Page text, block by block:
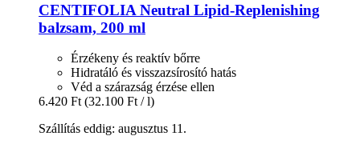
CENTIFOLIA Neutral Lipid-​Replenishing
balzsam, 200 ml
Érzékeny és reaktív bőrre
Hidratáló és visszazsírosító hatás
Véd a szárazság érzése ellen
6.420 Ft (32.100 Ft / l)
Szállítás eddig: augusztus 11.